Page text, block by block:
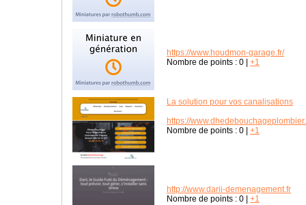
https://www.houdmon-garage.fr/
Nombre de points : 0 +1
La solution pour vos canalisations
https://
Nombre de points : 0 +1
http://www.darii-demenagement.fr
Nombre de points : 0 +1